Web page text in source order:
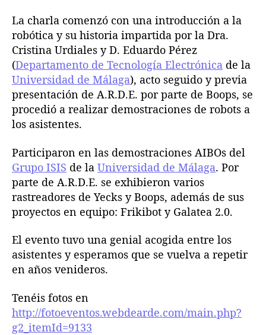
t
r
o
e
e
x
p
i
e
n
c
i
a
d
e
e
s
La charla comenzó con una introducción a la
robótica y su historia impartida por la Dra.
Cristina Urdiales y D. Eduardo Pérez
(Departamento de Tecnología Electrónica de la
Universidad de Málaga), acto seguido y previa
presentación de A.R.D.E. por parte de Boops, se
procedió a realizar demostraciones de robots a
los asistentes.
Participaron en las demostraciones AIBOs del
Grupo ISIS de la Universidad de Málaga. Por
parte de A.R.D.E. se exhibieron varios
rastreadores de Yecks y Boops, además de sus
proyectos en equipo: Frikibot y Galatea 2.0.
El evento tuvo una genial acogida entre los
asistentes y esperamos que se vuelva a repetir
en años venideros.
Tenéis fotos en
http://fotoeventos.webdearde.com/main.php?
g2_itemId=9133